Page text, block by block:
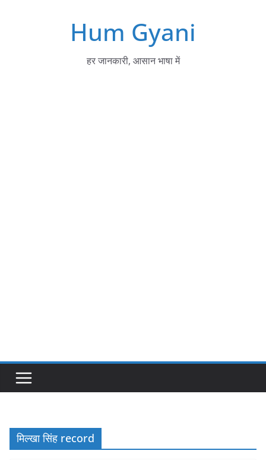
Hum Gyani
हर जानकारी, आसान भाषा में
मिल्खा सिंह record